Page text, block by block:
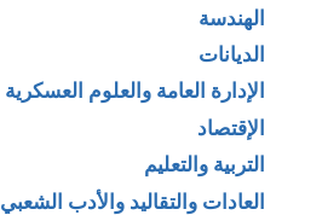
الهندسة
الديانات
الإدارة العامة والعلوم العسكرية
الإقتصاد
التربية والتعليم
العادات والتقاليد والأدب الشعبي